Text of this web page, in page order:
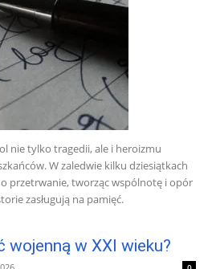
nie tylko tragedii, ale i heroizmu
W zaledwie kilku dziesiątkach
przetrwanie, tworząc wspólnotę i opór
zasługują na pamięć.
wojenną w XXI wieku?